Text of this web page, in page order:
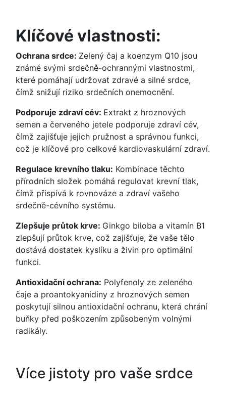
Klíčové vlastnosti:
Ochrana srdce: Zelený čaj a koenzym Q10 jsou
známé svými srdečně-ochrannými vlastnostmi,
které pomáhají udržovat zdravé a silné srdce,
čímž snižují riziko srdečních onemocnění.
Podporuje zdraví cév: Extrakt z hroznových
semen a červeného jetele podporuje zdraví cév,
čímž zajišťuje jejich pružnost a správnou funkci,
což je klíčové pro celkové kardiovaskulární zdraví.
Regulace krevního tlaku: Kombinace těchto
přírodních složek pomáhá regulovat krevní tlak,
čímž přispívá k rovnováze a zdraví vašeho
srdečně-cévního systému.
Zlepšuje průtok krve: Ginkgo biloba a vitamín B1
zlepšují průtok krve, což zajišťuje, že vaše tělo
dostává dostatek kyslíku a živin pro optimální
funkci.
Antioxidační ochrana: Polyfenoly ze zeleného
čaje a proantokyanidiny z hroznových semen
poskytují silnou antioxidační ochranu, která chrání
buňky před poškozením způsobeným volnými
radikály.
Více jistoty pro vaše srdce